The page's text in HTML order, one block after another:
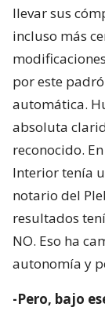
llevar sus
incluso más
por este
automática.
absoluta
reconocido.
Interior tenía
notario del
resultados
NO. Eso ha
autonomía y
-Pero, bajo